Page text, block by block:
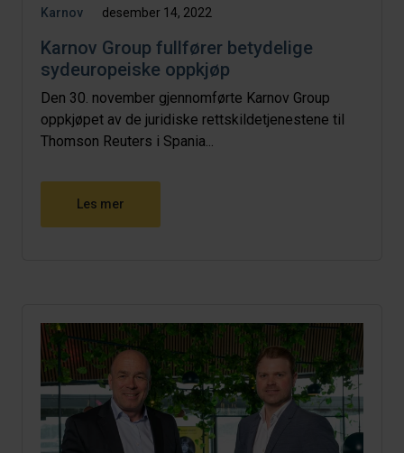
Karnov desember 14, 2022
Karnov Group fullfører betydelige
sydeuropeiske oppkjøp
Den 30. november gjennomførte Karnov Group
oppkjøpet av de juridiske rettskildetjenestene til
Thomson Reuters i Spania...
Les mer